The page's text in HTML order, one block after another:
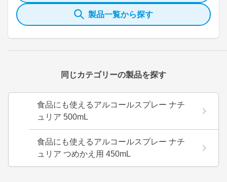
製品一覧から探す
同じカテゴリーの製品を探す
食品にも使えるアルコールスプレー ナチ
ュリア 500mL
食品にも使えるアルコールスプレー ナチ
ュリア つめかえ用 450mL